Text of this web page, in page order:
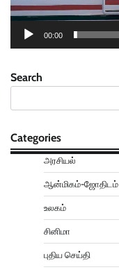
00:00
Search
Categories
அரசியல்
ஆன்மிகம்-ஜோதிடம்
உலகம்
சினிமா
புதிய செய்தி